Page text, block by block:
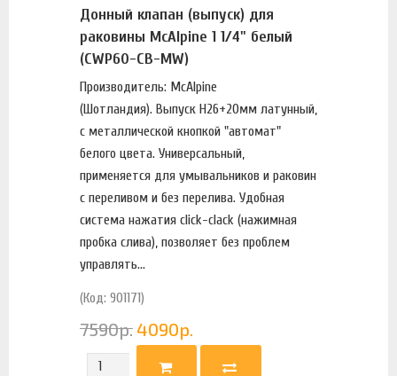
Донный клапан (выпуск) для
раковины McAlpine 1 1/4" белый
(CWP60-CB-MW)
Производитель: McAlpine
(Шотландия). Выпуск H26+20мм латунный,
с металлической кнопкой "автомат"
белого цвета. Универсальный,
применяется для умывальников и раковин
с переливом и без перелива. Удобная
система нажатия click-clack (нажимная
пробка слива), позволяет без проблем
управлять...
(Код: 901171)
7590р.4090р.